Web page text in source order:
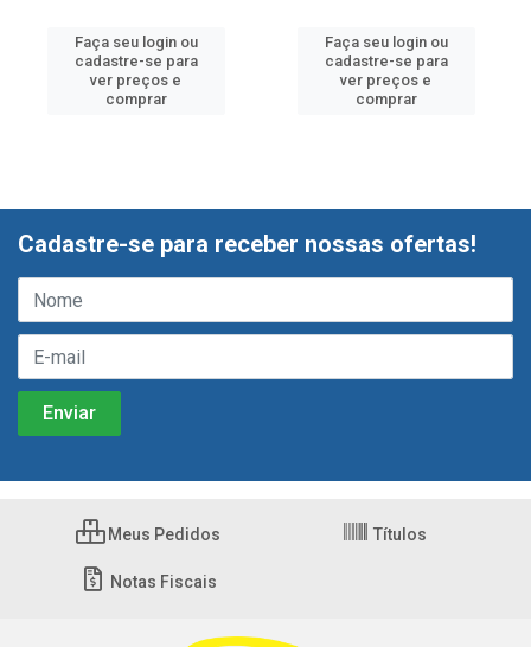
Faça seu login ou
cadastre-se para
ver preços e
comprar
Faça seu login ou
cadastre-se para
ver preços e
comprar
Cadastre-se para receber nossas ofertas!
Meus Pedidos Títulos
Notas Fiscais